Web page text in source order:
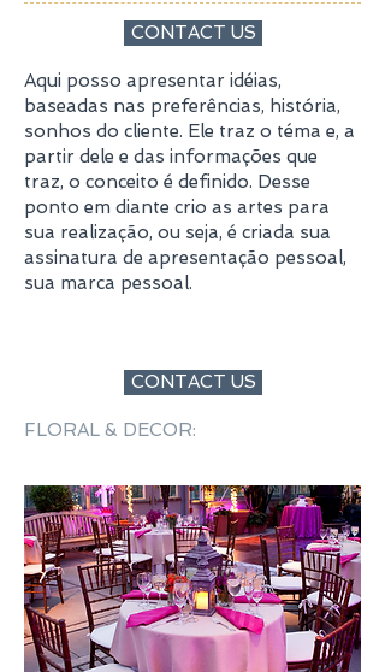
CONTACT US
Aqui posso apresentar idéias,
baseadas nas preferências, história,
sonhos do cliente. Ele traz o téma e, a
partir dele e das informações que
traz, o conceito é definido. Desse
ponto em diante crio as artes para
sua realização, ou seja, é criada sua
assinatura de apresentação pessoal,
sua marca pessoal.
CONTACT US
FLORAL & DECOR: